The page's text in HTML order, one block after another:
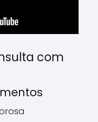
com